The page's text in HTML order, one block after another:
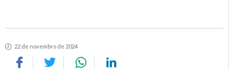
22 de novembro de 2024